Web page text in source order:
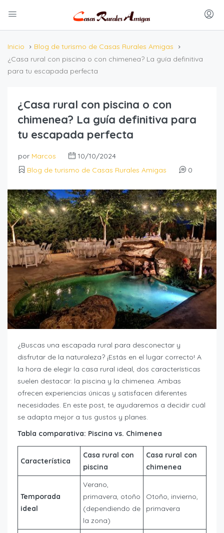
Inicio
Blog de turismo de Casas Rurales Amigas
¿Casa rural con piscina o con chimenea? La guía definitiva
para tu escapada perfecta
¿Casa rural con piscina o con
chimenea? La guía definitiva para
tu escapada perfecta
por Marcos
10/10/2024
Blog de turismo de Casas Rurales Amigas
0
¿Buscas una escapada rural para desconectar y
disfrutar de la naturaleza? ¡Estás en el lugar correcto! A
la hora de elegir la casa rural ideal, dos características
suelen destacar: la piscina y la chimenea. Ambas
ofrecen experiencias únicas y satisfacen diferentes
necesidades. En este post, te ayudaremos a decidir cuál
se adapta mejor a tus gustos y planes.
Tabla comparativa: Piscina vs. Chimenea
Característica
Casa rural con
piscina
Casa rural con
chimenea
Temporada
ideal
Verano,
primavera, otoño
(dependiendo de
la zona)
Otoño, invierno,
primavera